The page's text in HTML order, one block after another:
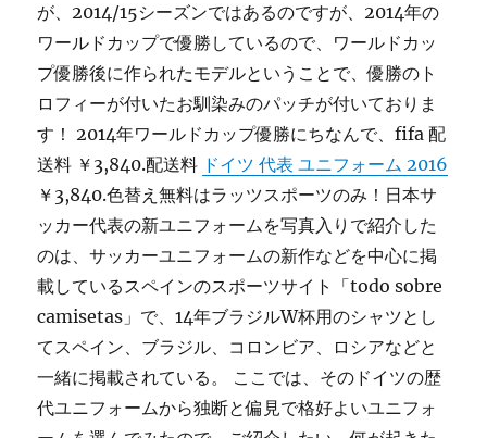
が、2014/15シーズンではあるのですが、2014年の
ワールドカップで優勝しているので、ワールドカッ
プ優勝後に作られたモデルということで、優勝のト
ロフィーが付いたお馴染みのパッチが付いておりま
す！ 2014年ワールドカップ優勝にちなんで、fifa 配
送料 ￥3,840.配送料 ドイツ 代表 ユニフォーム 2016
￥3,840.色替え無料はラッツスポーツのみ！日本サ
ッカー代表の新ユニフォームを写真入りで紹介した
のは、サッカーユニフォームの新作などを中心に掲
載しているスペインのスポーツサイト「todo sobre
camisetas」で、14年ブラジルW杯用のシャツとし
てスペイン、ブラジル、コロンビア、ロシアなどと
一緒に掲載されている。 ここでは、そのドイツの歴
代ユニフォームから独断と偏見で格好よいユニフォ